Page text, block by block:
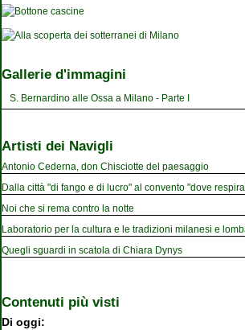
Gallerie d'immagini
S. Bernardino alle Ossa a Milano - Parte I
Artisti dei Navigli
Antonio Cederna, don Chisciotte del paesaggio
Dalla città "di fango e di lucro" al convento "dove
Noi che si rema contro la notte
Laboratorio per la cultura e le tradizioni milanesi e
Quegli sguardi in scatola di Chiara Dynys
Contenuti più visti
Di oggi: